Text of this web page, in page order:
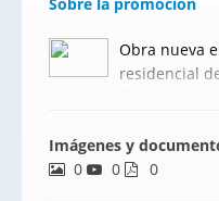
Obra nueva
residencial
de 4, 5 y 6
geometría de
espacios
Imágenes y
0
0 0